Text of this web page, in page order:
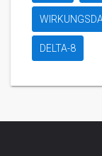
DELTA-8